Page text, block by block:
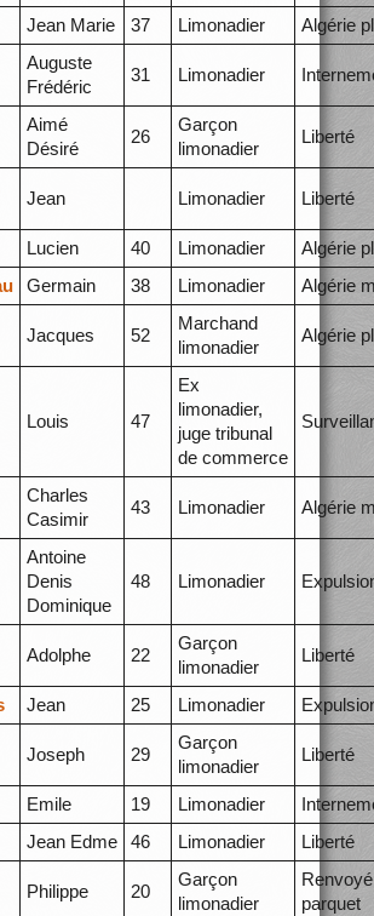
Jean Marie 37 Limonadier Algérie
Auguste
Frédéric
31 Limonadier
Aimé
Désiré
26
Garçon
limonadier
Liberté
Jean Limonadier Liberté
Lucien 40 Limonadier
Algérie
Germain 38 Limonadier Algérie
Jacques 52
Marchand
limonadier
Algérie
Louis 47
Ex
limonadier,
juge tribunal
de commerce
Charles
Casimir
43 Limonadier Algérie
Antoine
Denis
Dominique
48 Limonadier
Adolphe 22
Garçon
limonadier
Liberté
Jean 25 Limonadier
Joseph 29
Garçon
limonadier
Liberté
Emile 19 Limonadier
Jean Edme 46 Limonadier Liberté
Philippe 20
Garçon
limonadier
parquet